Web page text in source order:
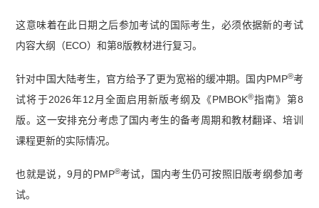
这意味着在此日期之后参加考试的国际考生，必须依据新的考试
内容大纲（ECO）和第8版教材进行复习。
针对中国大陆考生，官方给予了更为宽裕的缓冲期。国内PMP®考
试将于2026年12月全面启用新版考纲及《PMBOK®指南》第8
版。这一安排充分考虑了国内考生的备考周期和教材翻译、培训
课程更新的实际情况。
也就是说，9月的PMP®考试，国内考生仍可按照旧版考纲参加考
试。